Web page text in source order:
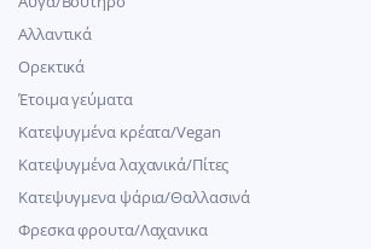
Αλλαντικά
Ορεκτικά
Έτοιμα γεύματα
Κατεψυγμένα κρέατα/Vegan
Kατεψυγμένα λαχανικά/Πίτες
Κατεψυγμενα ψάρια/Θαλλασινά
Φρεσκα φρουτα/Λαχανικα